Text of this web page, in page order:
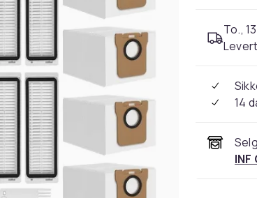
To.,
14
INF